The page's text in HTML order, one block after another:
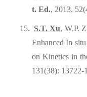
t. Ed., 2013,
15. S.T. Xu, W.P.
Enhanced In
on Kinetics in
131(38): 13722-